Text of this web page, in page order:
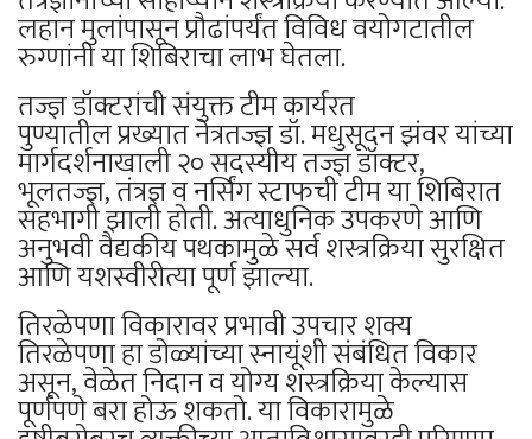
लहान मुलांपासून प्रौढांपर्यंत विविध वयोगटातील
रुग्णांनी या शिबिराचा लाभ घेतला.
तज्ज्ञ डॉक्टरांची संयुक्त टीम कार्यरत
पुण्यातील प्रख्यात नेत्रतज्ज्ञ डॉ. मधुसूदन झंवर यांच्या
मार्गदर्शनाखाली २० सदस्यीय तज्ज्ञ डॉक्टर,
भूलतज्ज्ञ, तंत्रज्ञ व नर्सिंग स्टाफची टीम या शिबिरात
सहभागी झाली होती. अत्याधुनिक उपकरणे आणि
अनुभवी वैद्यकीय पथकामुळे सर्व शस्त्रक्रिया सुरक्षित
आणि यशस्वीरीत्या पूर्ण झाल्या.
तिरळेपणा विकारावर प्रभावी उपचार शक्य
तिरळेपणा हा डोळ्यांच्या स्नायूंशी संबंधित विकार
असून, वेळेत निदान व योग्य शस्त्रक्रिया केल्यास
पूर्णपणे बरा होऊ शकतो. या विकारामुळे